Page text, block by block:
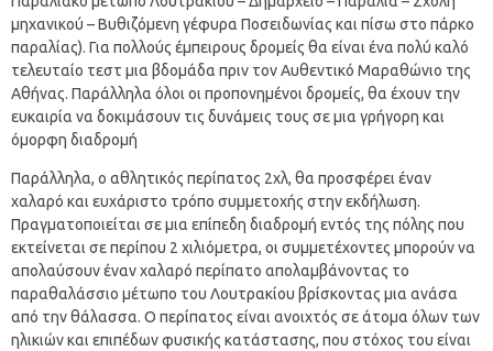
μηχανικού – Βυθιζόμενη γέφυρα Ποσειδωνίας και πίσω στο πάρκο
παραλίας). Για πολλούς έμπειρους δρομείς θα είναι ένα πολύ καλό
τελευταίο τεστ μια βδομάδα πριν τον Αυθεντικό Μαραθώνιο της
Αθήνας. Παράλληλα όλοι οι προπονημένοι δρομείς, θα έχουν την
ευκαιρία να δοκιμάσουν τις δυνάμεις τους σε μια γρήγορη και
όμορφη διαδρομή
Παράλληλα, ο αθλητικός περίπατος 2χλ, θα προσφέρει έναν
χαλαρό και ευχάριστο τρόπο συμμετοχής στην εκδήλωση.
Πραγματοποιείται σε μια επίπεδη διαδρομή εντός της πόλης που
εκτείνεται σε περίπου 2 χιλιόμετρα, οι συμμετέχοντες μπορούν να
απολαύσουν έναν χαλαρό περίπατο απολαμβάνοντας το
παραθαλάσσιο μέτωπο του Λουτρακίου βρίσκοντας μια ανάσα
από την θάλασσα. Ο περίπατος είναι ανοιχτός σε άτομα όλων των
ηλικιών και επιπέδων φυσικής κατάστασης, που στόχος του είναι